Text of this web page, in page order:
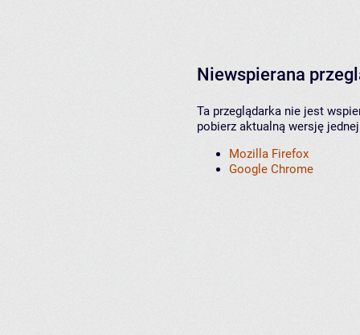
Niewspierana
Ta przeglądarka nie jest
pobierz aktualną wersję
Mozilla Firefox
Google Chrome